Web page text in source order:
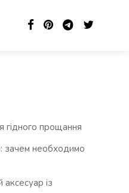
гідного прощання
зачем необходимо
аксесуар із